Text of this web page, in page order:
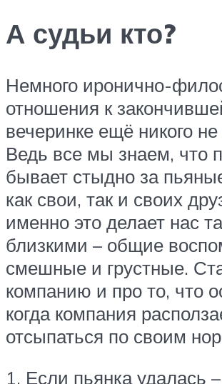
А судьи кто?
Немного иронично-
отношения к
вечеринке ещё никого
Ведь все мы знаем, что
бывает стыдно за
как свои, так и своих
именно это делает нас
близкими – общие
смешные и грустные.
компанию и про то, что
когда компания
отсыпаться по своим
1. Если пьянка удалась